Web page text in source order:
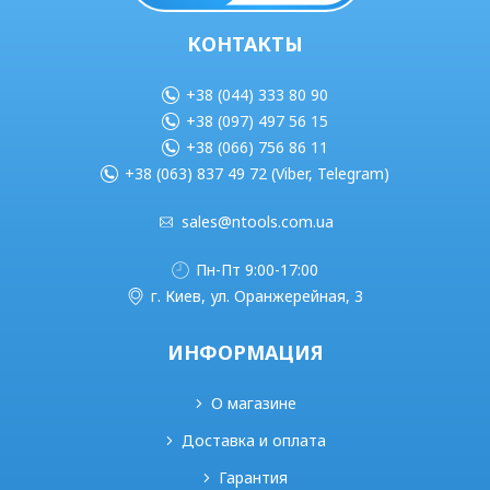
КОНТАКТЫ
+38 (044) 333 80 90
+38 (097) 497 56 15
+38 (066) 756 86 11
+38 (063) 837 49 72 (Viber, Telegram)
sales@ntools.com.ua
Пн-Пт 9:00-17:00
г. Киев, ул. Оранжерейная, 3
ИНФОРМАЦИЯ
О магазине
Доставка и оплата
Гарантия